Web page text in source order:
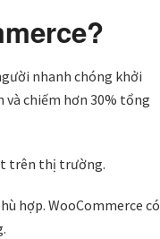
nhanh chóng khởi
và chiếm hơn 30% tổng
trên thị trường.
hợp. WooCommerce có